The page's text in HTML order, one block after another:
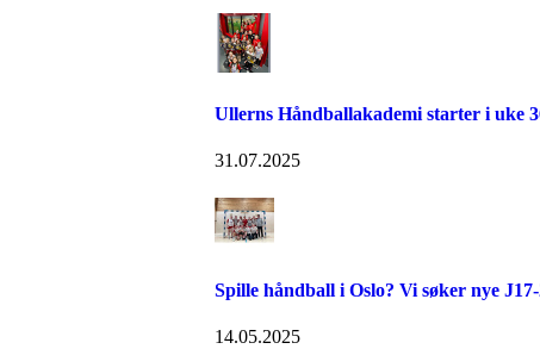
Ullerns Håndballakademi starter i uke
31.07.2025
Spille håndball i Oslo? Vi søker nye
14.05.2025